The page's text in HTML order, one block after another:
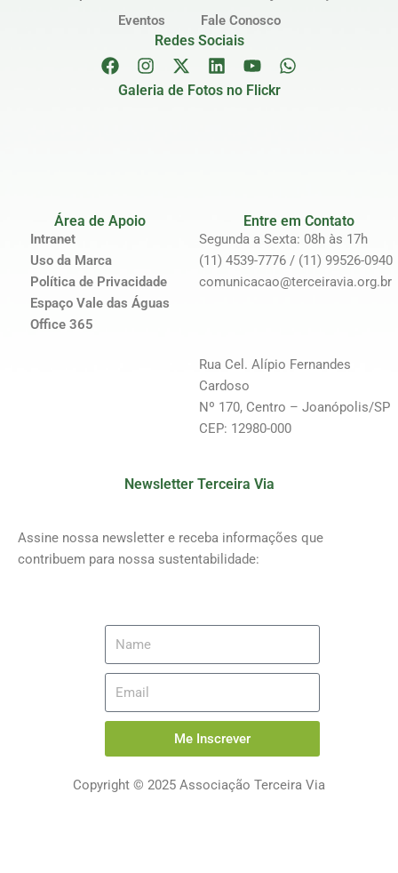
Eventos
Fale Conosco
Redes Sociais
Galeria de Fotos no Flickr
Área de Apoio
Intranet
Uso da Marca
Política de Privacidade
Espaço Vale das Águas
Office 365
Entre em Contato
Segunda a Sexta: 08h às 17h
(11) 4539-7776 / (11) 99526-0940
comunicacao@terceiravia.org.br
Rua Cel. Alípio Fernandes
Cardoso
Nº 170, Centro – Joanópolis/SP
CEP: 12980-000
Newsletter Terceira Via
Assine nossa newsletter e receba informações que
contribuem para nossa sustentabilidade:
Me Inscrever
Copyright © 2025 Associação Terceira Via